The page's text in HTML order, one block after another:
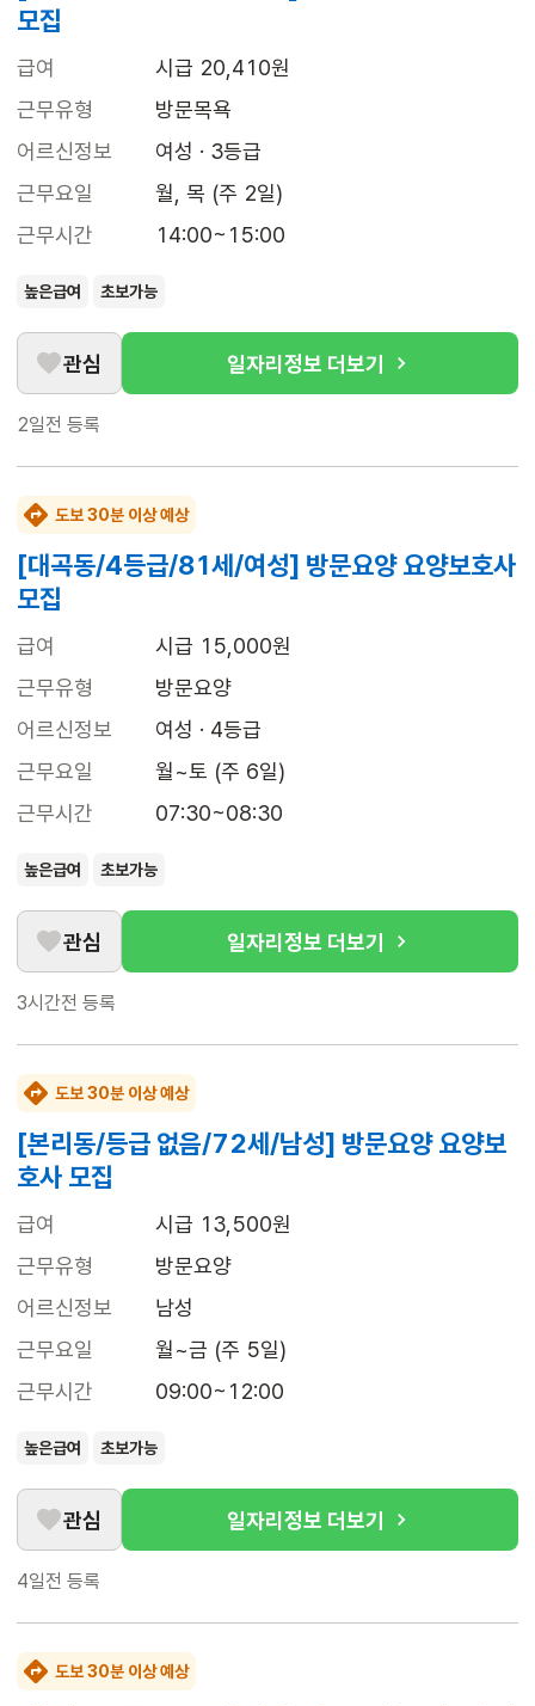
모집
급여
시급 20,410원
근무유형
방문목욕
어르신정보
여성 · 3등급
근무요일
월, 목 (주 2일)
근무시간
14:00~15:00
높은급여 초보가능
관심 일자리정보 더보기
2일전 등록
도보 30분 이상 예상
[대곡동/4등급/81세/여성] 방문요양 요양보호사
모집
급여
시급 15,000원
근무유형
방문요양
어르신정보
여성 · 4등급
근무요일
월~토 (주 6일)
근무시간
07:30~08:30
높은급여 초보가능
관심 일자리정보 더보기
3시간전 등록
도보 30분 이상 예상
[본리동/등급 없음/72세/남성] 방문요양 요양보
호사 모집
급여
시급 13,500원
근무유형
방문요양
어르신정보
남성
근무요일
월~금 (주 5일)
근무시간
09:00~12:00
높은급여 초보가능
관심 일자리정보 더보기
4일전 등록
도보 30분 이상 예상